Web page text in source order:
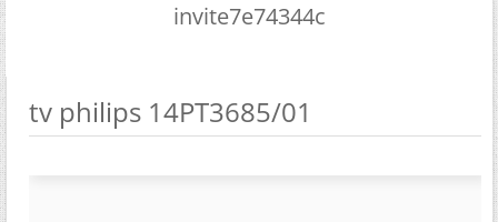
invite7e74344c
tv philips 14PT3685/01